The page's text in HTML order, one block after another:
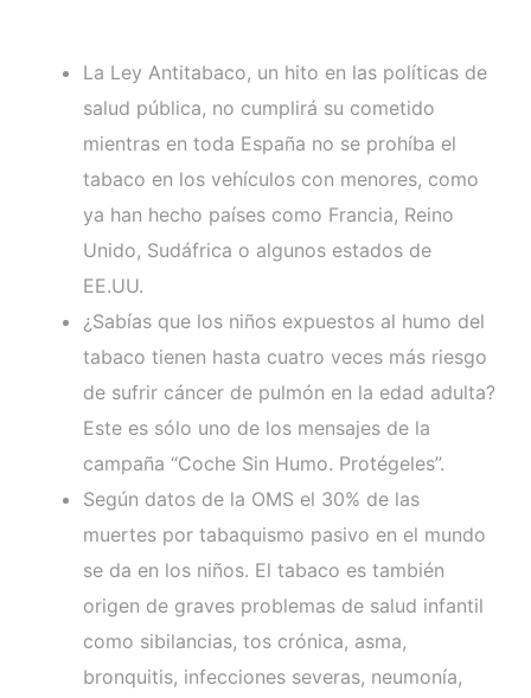
La Ley Antitabaco, un hito en las políticas de
salud pública, no cumplirá su cometido
mientras en toda España no se prohíba el
tabaco en los vehículos con menores, como
ya han hecho países como Francia, Reino
Unido, Sudáfrica o algunos estados de
EE.UU.
¿Sabías que los niños expuestos al humo del
tabaco tienen hasta cuatro veces más riesgo
de sufrir cáncer de pulmón en la edad adulta?
Este es sólo uno de los mensajes de la
campaña “Coche Sin Humo. Protégeles”.
Según datos de la OMS el 30% de las
muertes por tabaquismo pasivo en el mundo
se da en los niños. El tabaco es también
origen de graves problemas de salud infantil
como sibilancias, tos crónica, asma,
bronquitis, infecciones severas, neumonía,